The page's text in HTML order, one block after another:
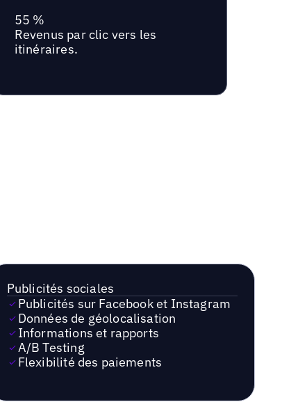
55 %
Revenus par clic vers les
itinéraires.
Publicités sociales
Publicités sur Facebook et Instagram
Données de géolocalisation
Informations et rapports
A/B Testing
Flexibilité des paiements